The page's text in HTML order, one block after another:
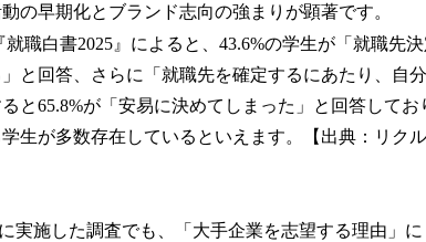
の早期化とブランド志向の強まりが顕著です。
職白書2025』によると、43.6%の学生が「就職先決
と回答、さらに「就職先を確定するにあたり、自
と65.8%が「安易に決めてしまった」と回答してお
生が多数存在しているといえます。【出典：リク
に実施した調査でも、「大手企業を志望する理由」